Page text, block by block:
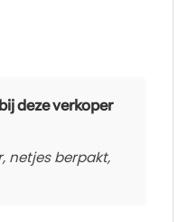
deze verkoper
netjes berpakt,